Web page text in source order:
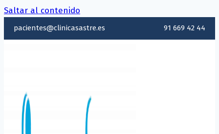
Saltar al contenido
pacientes@clinicasastre.es 91 669 42 44